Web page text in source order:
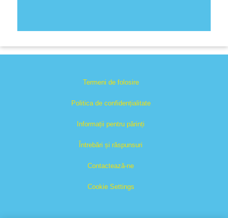
Termeni de folosire
Politica de confidențialitate
Informații pentru părinți
Întrebări și răspunsuri
Contactează-ne
Cookie Settings